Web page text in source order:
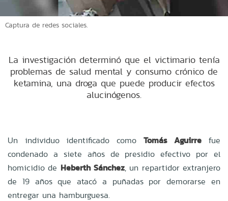
Captura de redes sociales.
La investigación determinó que el victimario tenía
problemas de salud mental y consumo crónico de
ketamina, una droga que puede producir efectos
alucinógenos.
Un individuo identificado como Tomás Aguirre fue
condenado a siete años de presidio efectivo por el
homicidio de Heberth Sánchez, un repartidor extranjero
de 19 años que atacó a puñadas por demorarse en
entregar una hamburguesa.